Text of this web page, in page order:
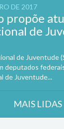
DE 2017
propõe
de
de Juventude
deputados
de Juventude...
MAIS LIDAS